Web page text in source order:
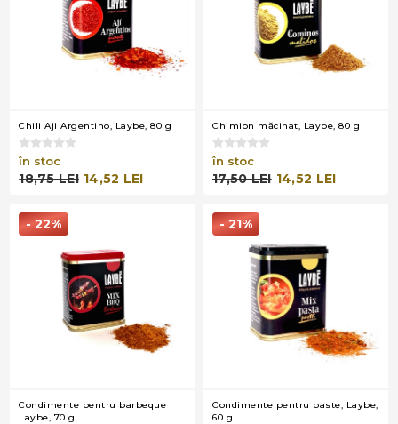
Chili Aji Argentino, Laybe, 80 g
în stoc
18,75 LEI 14,52 LEI
Chimion măcinat, Laybe, 80 g
în stoc
17,50 LEI 14,52 LEI
- 22%
Condimente pentru barbeque
Laybe, 70 g
- 21%
Condimente pentru paste, Laybe,
60 g